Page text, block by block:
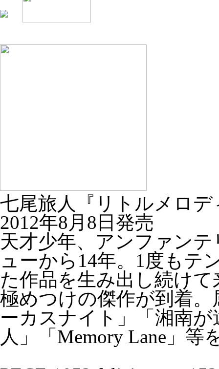
七尾旅人『リトルメロデ
2012年8月8日発売
天才少年、アンファン
ューから14年。1度もテ
た作品を生み出し続け
極めつけの傑作が到着
ーカスナイト」「湘南
人」「Memory Lane」等